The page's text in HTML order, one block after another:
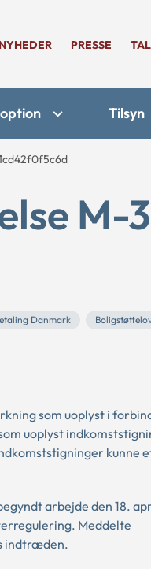
NYHEDER PRESSE
Tilsyn
M-
Danmark
som uoplyst i
uoplyst
kunne
arbejde den 18.
Meddelte
indtræden.